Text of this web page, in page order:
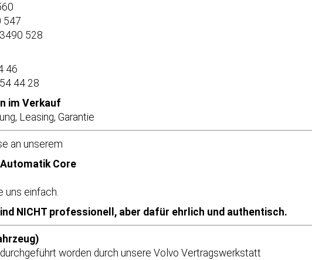
547
528
46
44 28
im Verkauf
Leasing, Garantie
an unserem
Core
uns einfach.
NICHT professionell, aber dafür ehrlich und authentisch.
worden durch unsere Volvo Vertragswerkstatt